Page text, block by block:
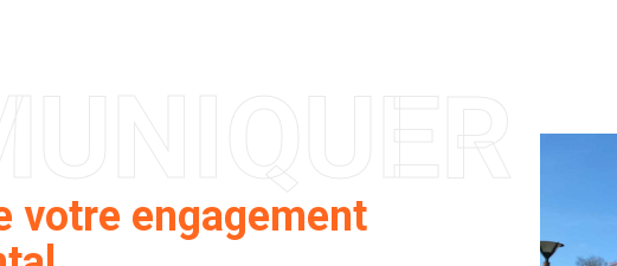
votre engagement